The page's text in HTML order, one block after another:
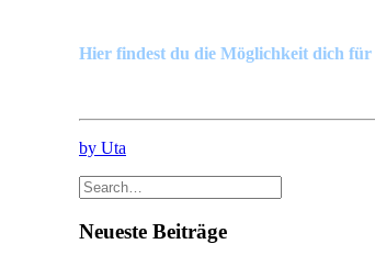
Hier findest du die Möglichkeit dich
by Uta
Neueste Beiträge